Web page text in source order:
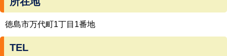
徳島市万代町1丁目1番地
TEL